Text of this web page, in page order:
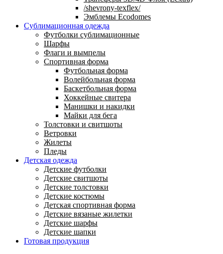
/shevrony-texflex/
Эмблемы Ecodomes
Сублимационная одежда
Футболки сублимационные
Шарфы
Флаги и вымпелы
Спортивная форма
Футбольная форма
Волейбольная форма
Баскетбольная форма
Хоккейные свитера
Манишки и накидки
Майки для бега
Толстовки и свитшоты
Ветровки
Жилеты
Пледы
Детская одежда
Детские футболки
Детские свитшоты
Детские толстовки
Детские костюмы
Детская спортивная форма
Детские вязаные жилетки
Детские шарфы
Детские шапки
Готовая продукция